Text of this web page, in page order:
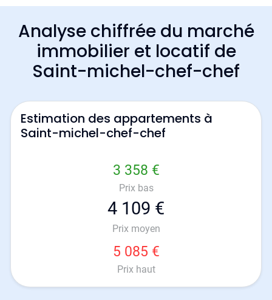
Analyse chiffrée du marché
immobilier et locatif de
Saint-michel-chef-chef
Estimation des appartements à
Saint-michel-chef-chef
3 358 €
Prix bas
4 109 €
Prix moyen
5 085 €
Prix haut